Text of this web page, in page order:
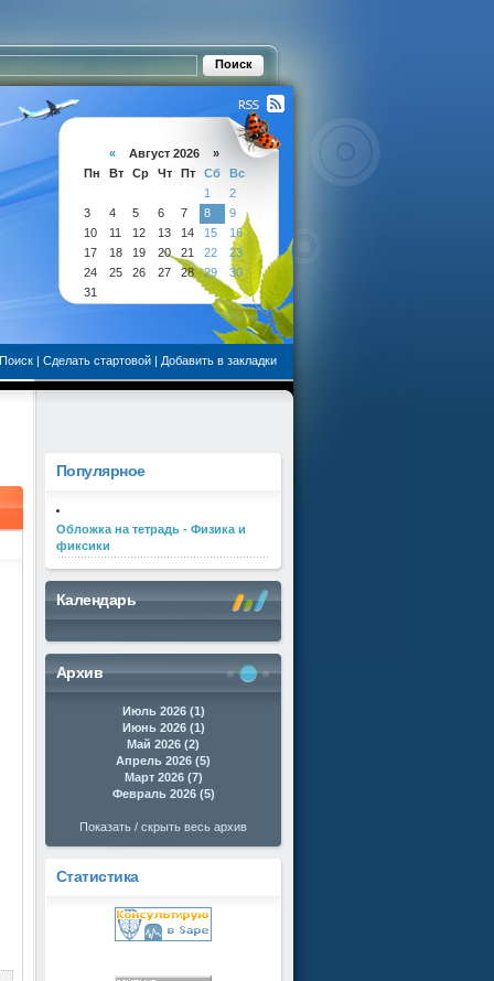
« Август 2026 »
Пн
Вт Ср Чт Пт Сб
Вс
1
2
3
4 5 6 7 8
9
10
11 12 13 14 15
16
17
18 19 20 21 22
23
24
25 26 27 28 29
30
31
Поиск | Сделать стартовой | Добавить в закладки
Популярное
Обложка на тетрадь - Физика и
фиксики
Календарь
Архив
Июль 2026 (1)
Июнь 2026 (1)
Май 2026 (2)
Апрель 2026 (5)
Март 2026 (7)
Февраль 2026 (5)
Показать / скрыть весь архив
Статистика